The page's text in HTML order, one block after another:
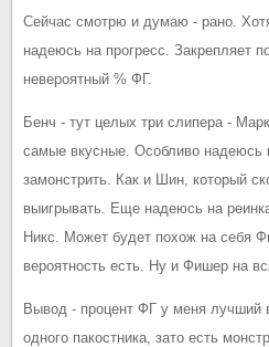
Сейчас смотрю и думаю - рано.
надеюсь на прогресс. Закрепляет
невероятный % ФГ.
Бенч - тут целых три слипера -
самые вкусные. Особливо надеюсь
замонстрить. Как и Шин, который
выигрывать. Еще надеюсь на
Никс. Может будет похож на себя
вероятность есть. Ну и Фишер на
Вывод - процент ФГ у меня лучший
одного пакостника, зато есть